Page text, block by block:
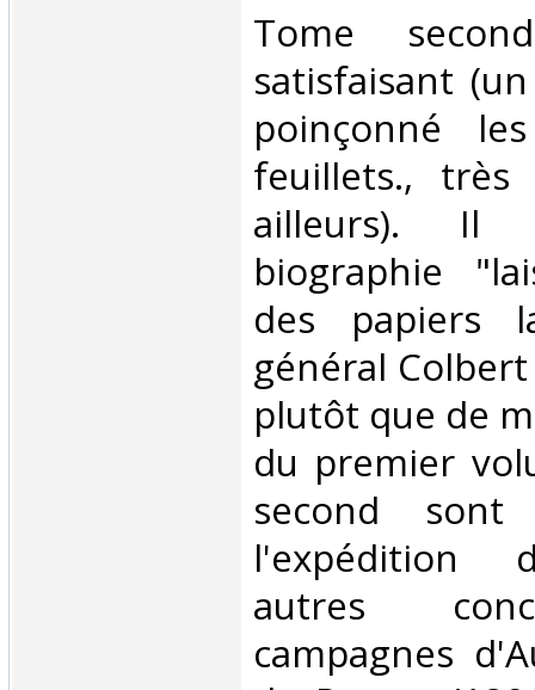
‎Tome
satisfaisant
poinçonné
feuillets.,
ailleurs). Il
biographie
des papiers
général
plutôt que de
du premier
second sont
l'expédition
autres
campagnes